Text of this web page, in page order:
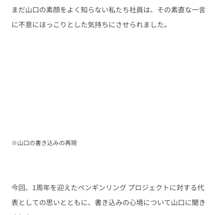
まだ山口の素顔をよく知らない私たち社員は、その素直な一言
に不意にほっこりとした気持ちにさせられました。
※山口の書き込みの再現
今回、1周年を迎えたペンギンリング プロジェクトに対する代
表としての思いとともに、書き込みの心境について山口に聞き